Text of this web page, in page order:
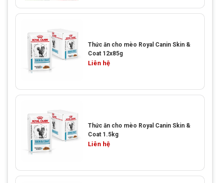
Thức ăn cho mèo Royal Canin Skin &
Coat 12x85g
Liên hệ
Thức ăn cho mèo Royal Canin Skin &
Coat 1.5kg
Liên hệ